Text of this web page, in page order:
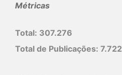
Métricas
Total: 307.276
Total de Publicações: 7.722